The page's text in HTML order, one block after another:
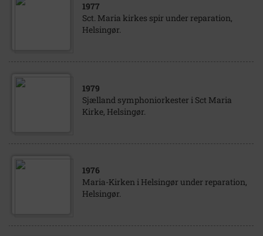
1977
Sct. Maria kirkes spir under reparation,
Helsingør.
1979
Sjælland symphoniorkester i Sct Maria
Kirke, Helsingør.
1976
Maria-Kirken i Helsingør under reparation,
Helsingør.